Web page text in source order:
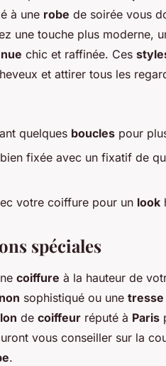
à une robe de soirée vous
une touche plus moderne,
chic et raffinée. Ces
et attirer tous les
quelques boucles pour
fixée avec un fixatif de
votre coiffure pour un look
spéciales
coiffure à la hauteur de
sophistiqué ou une tresse
de coiffeur réputé à Paris
vous conseiller sur la
.